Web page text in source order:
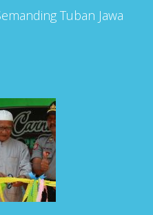
Tuban Jawa